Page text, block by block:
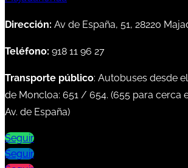
Dirección: Av de España, 51, 28220
Teléfono: 918 11 96 27
Transporte público: Autobuses desde
de Moncloa: 651 / 654. (655 para cerca
Av. de España)
Seguir
Seguir